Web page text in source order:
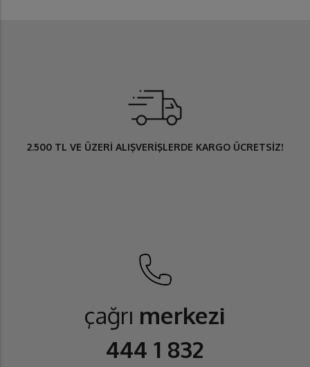
2.500 TL VE ÜZERİ ALIŞVERİŞLERDE KARGO ÜCRETSİZ!
çağrı merkezi
444 1 832